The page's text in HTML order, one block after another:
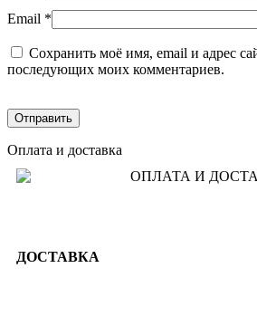
Email *
Сохранить моё имя, email и адрес
последующих моих комментариев.
Оплата и доставка
ДОСТАВКА